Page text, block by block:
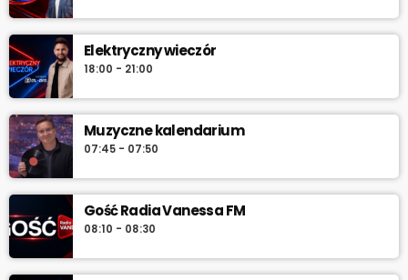
najlepszą muzykę, która towarzyszy od pierwszych chwil dnia aż
Elektryczny wieczór
18:00 - 21:00
Muzyczne kalendarium
07:45 - 07:50
Gość Radia Vanessa FM
08:10 - 08:30